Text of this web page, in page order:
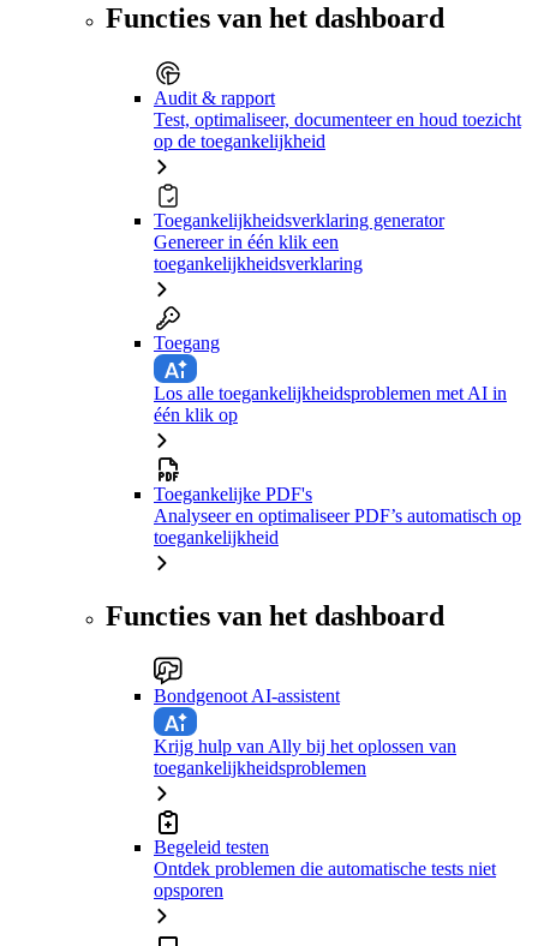
Functies van het dashboard
Audit & rapport
Test, optimaliseer, documenteer en houd toezicht
op de toegankelijkheid
Toegankelijkheidsverklaring generator
Genereer in één klik een
toegankelijkheidsverklaring
Toegang
Los alle toegankelijkheidsproblemen met AI in
één klik op
Toegankelijke PDF's
Analyseer en optimaliseer PDF’s automatisch op
toegankelijkheid
Functies van het dashboard
Bondgenoot AI-assistent
Krijg hulp van Ally bij het oplossen van
toegankelijkheidsproblemen
Begeleid testen
Ontdek problemen die automatische tests niet
opsporen